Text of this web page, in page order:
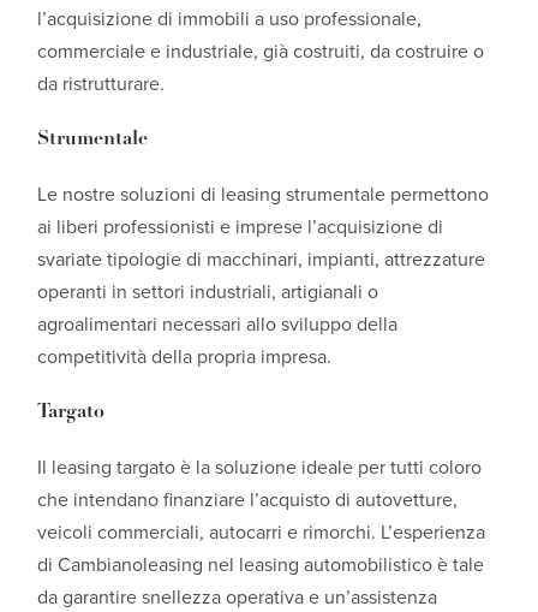
l’acquisizione di immobili a uso professionale,
commerciale e industriale, già costruiti, da costruire o
da ristrutturare.
Strumentale
Le nostre soluzioni di leasing strumentale permettono
ai liberi professionisti e imprese l’acquisizione di
svariate tipologie di macchinari, impianti, attrezzature
operanti in settori industriali, artigianali o
agroalimentari necessari allo sviluppo della
competitività della propria impresa.
Targato
Il leasing targato è la soluzione ideale per tutti coloro
che intendano finanziare l’acquisto di autovetture,
veicoli commerciali, autocarri e rimorchi. L’esperienza
di Cambianoleasing nel leasing automobilistico è tale
da garantire snellezza operativa e un’assistenza